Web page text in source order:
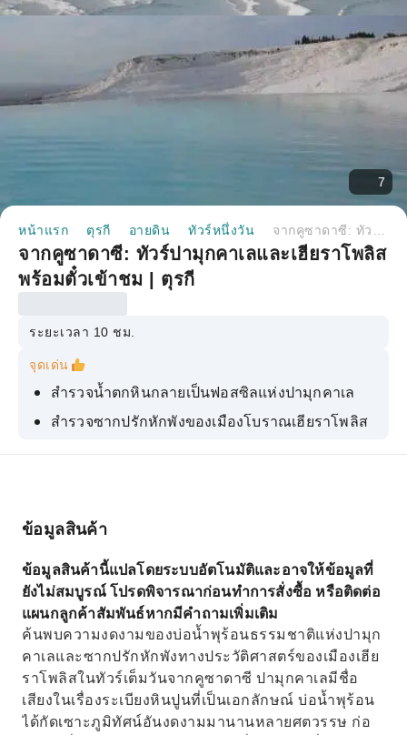
7
หน้าแรก ตุรกี อายดิน ทัวร์หนึ่งวัน
จากคูซาดาซี: ทัวร์ปามุกคาเลและเฮียราโพลิส
พร้อมตั๋วเข้าชม | ตุรกี
ระยะเวลา 10 ชม.
จุดเด่น
สำรวจน้ำตกหินกลายเป็นฟอสซิลแห่งปามุกคาเล
สำรวจซากปรักหักพังของเมืองโบราณเฮียราโพลิส
อิ่มอร่อยกับบุฟเฟ่ต์อาหารกลางวันสไตล์ตุรกี
ข้อมูลสินค้า
ข้อมูลสินค้านี้แปลโดยระบบอัตโนมัติและอาจให้ข้อมูลที่
ยังไม่สมบูรณ์ โปรดพิจารณาก่อนทำการสั่งซื้อ หรือติดต่อ
แผนกลูกค้าสัมพันธ์หากมีคำถามเพิ่มเติม
ค้นพบความงดงามของบ่อน้ำพุร้อนธรรมชาติแห่งปามุก
คาเลและซากปรักหักพังทางประวัติศาสตร์ของเมืองเฮีย
ราโพลิสในทัวร์เต็มวันจากคูซาดาซี ปามุกคาเลมีชื่อ
เสียงในเรื่องระเบียงหินปูนที่เป็นเอกลักษณ์ บ่อน้ำพุร้อน
ได้กัดเซาะภูมิทัศน์อันงดงามมานานหลายศตวรรษ ก่อ